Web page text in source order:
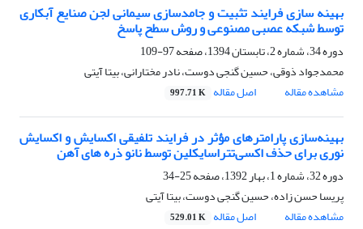
بهینه سازی فرایند تثبیت و جامدسازی سیمانی لجن صنایع آبکاری
توسط شبکه عصبی مصنوعی و روش سطح پاسخ
دوره 34، شماره 2، تابستان 1394، صفحه
97-109
محمدجواد ذوقی، حسین گنجی دوست، نادر مختارانی، بیتا آیتی
مشاهده مقاله
اصل مقاله 997.71 K
بهینه‌سازی پارامترهای مؤثر در فرایند تلفیقی اکسایش و اکسایش
نوری برای حذف اکسی‌تتراسایکلین توسط نانو ذره های آهن
دوره 32، شماره 1، بهار 1392، صفحه
25-34
پریسا حسن زاده، حسین گنجی دوست، بیتا آیتی
مشاهده مقاله
اصل مقاله 529.01 K